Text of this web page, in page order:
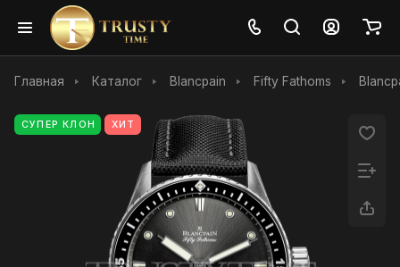
Главная Каталог Blancpain Fifty Fathoms
СУПЕР КЛОН ХИТ